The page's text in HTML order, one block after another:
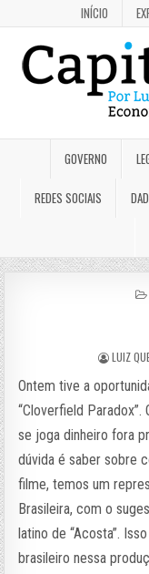
INÍCIO
GOVERNO
REDES SOCIAIS
LUIZ
Ontem tive a
“Cloverfield
se joga dinheiro fora
dúvida é saber sobre
filme, temos um
Brasileira, com o
latino de “Acosta”.
brasileiro nessa